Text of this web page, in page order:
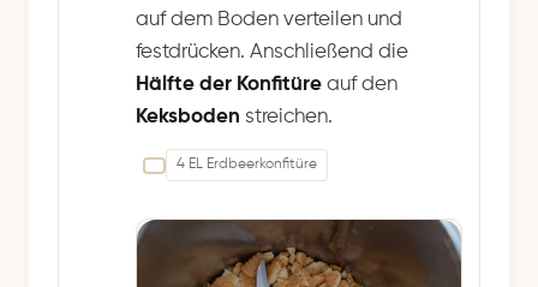
auf dem Boden verteilen und
festdrücken. Anschließend die
Hälfte der Konfitüre auf den
Keksboden streichen.
4 EL Erdbeerkonfitüre